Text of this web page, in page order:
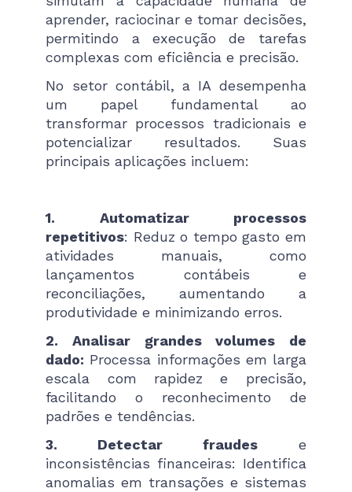
aprender, raciocinar e tomar decisões,
permitindo a execução de tarefas
complexas com eficiência e precisão.
No setor contábil, a IA desempenha
um papel fundamental ao
transformar processos tradicionais e
potencializar resultados. Suas
principais aplicações incluem:
1. Automatizar processos
repetitivos: Reduz o tempo gasto em
atividades manuais, como
lançamentos contábeis e
reconciliações, aumentando a
produtividade e minimizando erros.
2. Analisar grandes volumes de
dado: Processa informações em larga
escala com rapidez e precisão,
facilitando o reconhecimento de
padrões e tendências.
3. Detectar fraudese
inconsistências financeiras: Identifica
anomalias em transações e sistemas